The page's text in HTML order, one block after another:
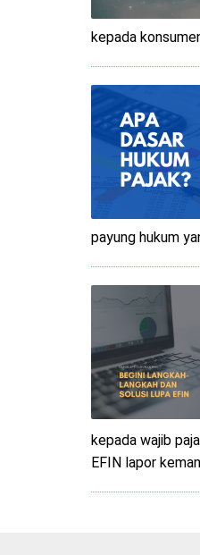
kepada
payung hukum
kepada wajib
EFIN lapor